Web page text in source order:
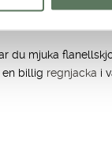
mjuka
en billig regnjacka i